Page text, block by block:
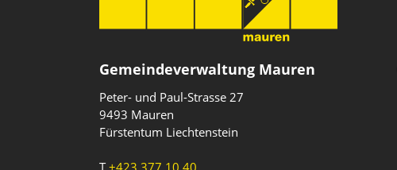
Gemeindeverwaltung Mauren
Peter- und Paul-Strasse 27
9493 Mauren
Fürstentum Liechtenstein